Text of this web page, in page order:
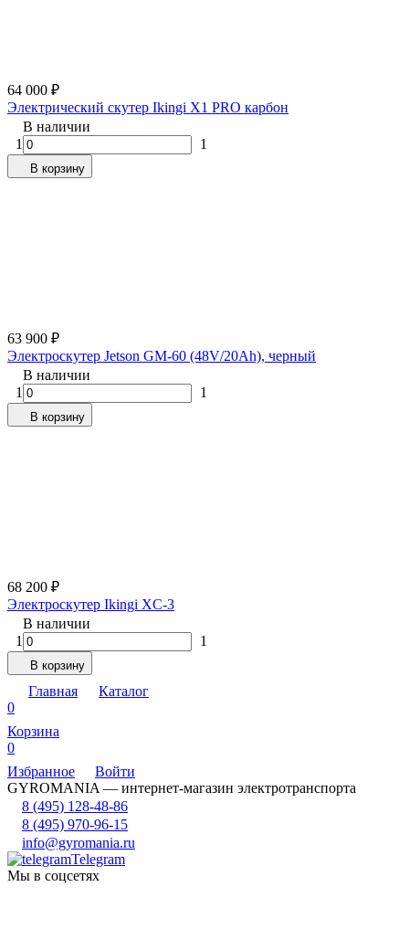
64 000 ₽
Электрический скутер Ikingi X1 PRO карбон
В наличии
1
1
В корзину
63 900 ₽
Электроскутер Jetson GM-60 (48V/20Ah), черный
В наличии
1
1
В корзину
68 200 ₽
Электроскутер Ikingi XC-3
В наличии
1
1
В корзину
Главная
Каталог
0
Корзина
0
Избранное
Войти
GYROMANIA — интернет-магазин электротранспорта
8 (495) 128-48-86
8 (495) 970-96-15
info@gyromania.ru
Telegram
Мы в соцсетях